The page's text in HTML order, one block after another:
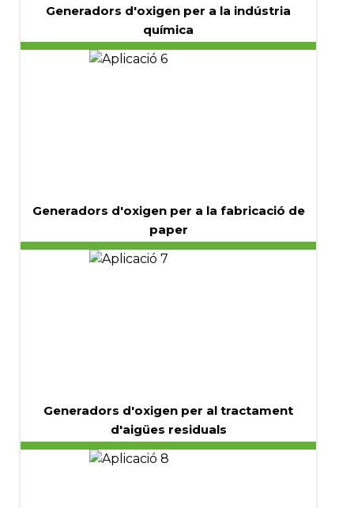
Generadors d'oxigen per a la indústria
química
Generadors d'oxigen per a la fabricació de
paper
Generadors d'oxigen per al tractament
d'aigües residuals